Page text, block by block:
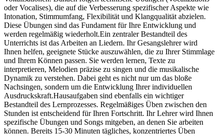
oder Vocalises), die auf die Verbesserung spezifischer Aspekte wie
Intonation, Stimmumfang, Flexibilität und Klangqualität abzielen.
Diese Übungen sind das Fundament für Ihre Entwicklung und
werden regelmäßig wiederholt.Ein zentraler Bestandteil des
Unterrichts ist das Arbeiten an Liedern. Ihr Gesangslehrer wird
Ihnen helfen, geeignete Stücke auszuwählen, die zu Ihrer Stimmlage
und Ihrem Können passen. Sie werden lernen, Texte zu
interpretieren, Melodien präzise zu singen und die musikalische
Dynamik zu verstehen. Dabei geht es nicht nur um das bloße
Nachsingen, sondern um die Entwicklung Ihrer individuellen
Ausdruckskraft.Hausaufgaben sind ebenfalls ein wichtiger
Bestandteil des Lernprozesses. Regelmäßiges Üben zwischen den
Stunden ist entscheidend für Ihren Fortschritt. Ihr Lehrer wird Ihnen
spezifische Übungen und Songs mitgeben, an denen Sie arbeiten
können. Bereits 15-30 Minuten tägliches, konzentriertes Üben